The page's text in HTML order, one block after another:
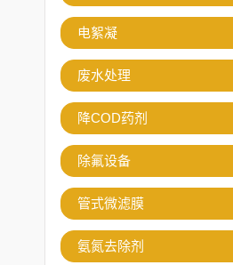
电絮凝
废水处理
降COD药剂
除氟设备
管式微滤膜
氨氮去除剂